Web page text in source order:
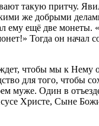
такую притчу.
же добрыми
ещё две монеты.
Тогда он
чтобы мы к
для того,
муже. Один в
Христе, Сыне